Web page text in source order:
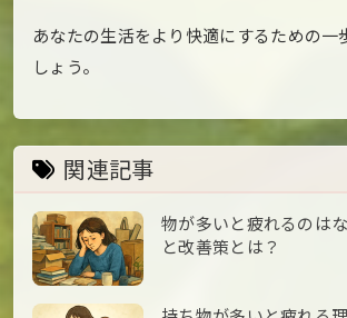
あなたの生活をより快適にするための一
しょう。
関連記事
物が多いと疲れるのは
と改善策とは？